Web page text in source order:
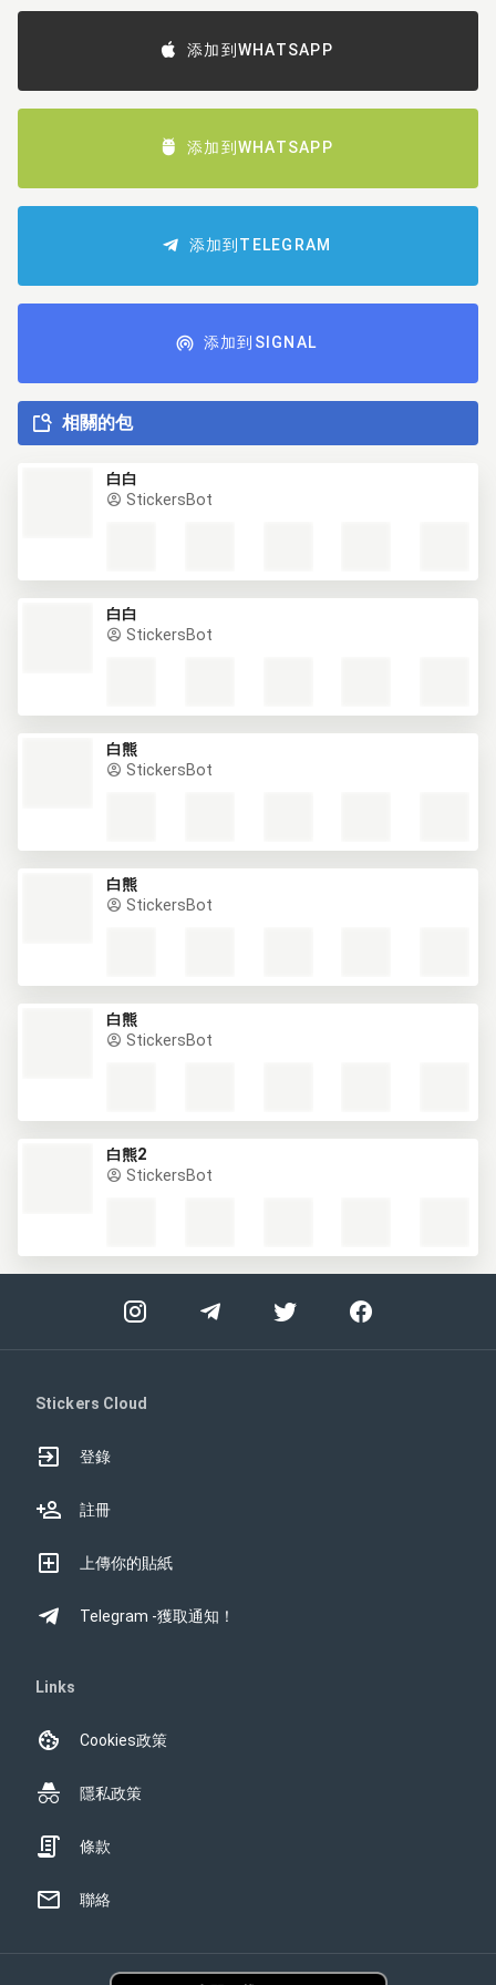
添加到WHATSAPP
添加到WHATSAPP
添加到TELEGRAM
添加到SIGNAL
相關的包
白白
StickersBot
白白
StickersBot
白熊
StickersBot
白熊
StickersBot
白熊
StickersBot
白熊2
StickersBot
Stickers Cloud
登錄
註冊
上傳你的貼紙
Telegram -獲取通知！
Links
Cookies政策
隱私政策
條款
聯絡